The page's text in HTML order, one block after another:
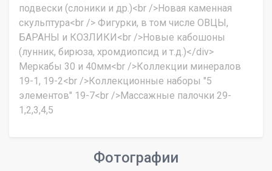
подвески (слоники и др.)<br />Новая каменная
скульптура<br /> Фигурки, в том числе ОВЦЫ,
БАРАНЫ и КОЗЛИКИ<br />Новые кабошоны
(лунник, бирюза, хромдиопсид и т.д.)</div>
Меркабы 30 и 40мм<br />Коллекции минералов
19-1, 19-2<br />Коллекционные наборы "5
элементов" 19-7<br />Массажные палочки 29-
1,2,3,4,5
Фотографии